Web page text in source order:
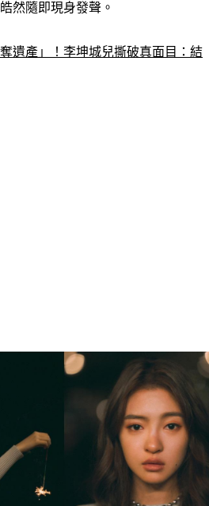
然隨即現身發聲。
遺產」！李坤城兒撕破真面目：結